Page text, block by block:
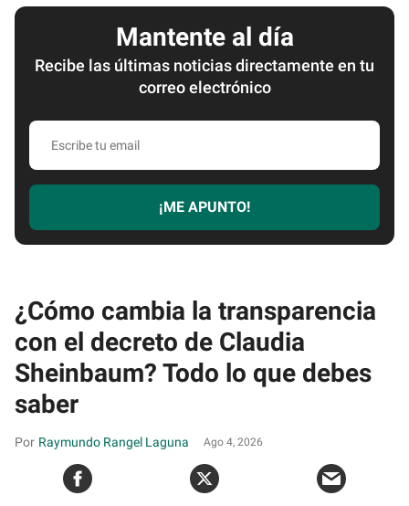
Mantente al día
Recibe las últimas noticias directamente en tu
correo electrónico
Escribe
email
¡ME APUNTO!
¿Cómo cambia la transparencia
con el decreto de Claudia
Sheinbaum? Todo lo que debes
saber
Raymundo Rangel Laguna Ago 4, 2026